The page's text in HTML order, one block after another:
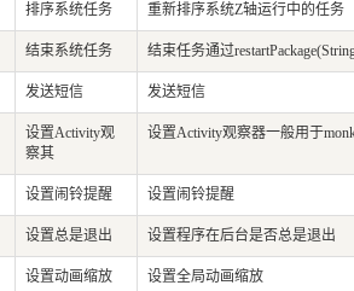
排序系统任务 重新排序系统Z轴运行中的任务
结束系统任务 结束任务通过
发送短信 发送短信
设置Activity观
察其
设置Activity观察器一般用于
设置闹铃提醒 设置闹铃提醒
设置总是退出 设置程序在后台是否总是退出
设置动画缩放 设置全局动画缩放